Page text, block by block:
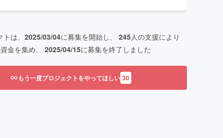
は、 2025/03/04に募集を開始し、 245人の支援により
金を集め、 2025/04/15に募集を終了しました
もう一度プロジェクトをやってほしい 30